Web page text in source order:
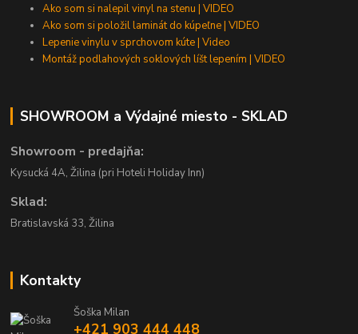
Ako som si nalepil vinyl na stenu | VIDEO
Ako som si položil laminát do kúpeľne | VIDEO
Lepenie vinylu v sprchovom kúte | Video
Montáž podlahových soklových líšt lepením | VIDEO
SHOWROOM a Výdajné miesto - SKLAD
Showroom - predajňa:
Kysucká 4A, Žilina (pri Hoteli Holiday Inn)
Sklad:
Bratislavská 33, Žilina
Kontakty
Šoška Milan
+421 903 444 448